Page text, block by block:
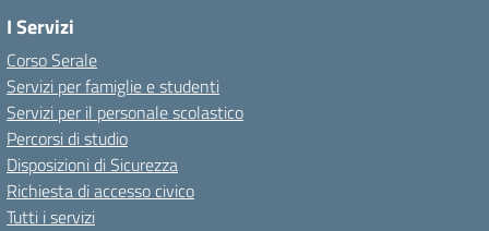
I Servizi
Corso Serale
Servizi per famiglie e studenti
Servizi per il personale scolastico
Percorsi di studio
Disposizioni di Sicurezza
Richiesta di accesso civico
Tutti i servizi